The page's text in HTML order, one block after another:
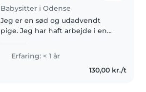
Babysitter i Odense
Jeg er en sød og udadvendt
pige. Jeg har haft arbejde i en
arbejde i. Det har givet mig en
masse erfaring
Erfaring: < 1 år
130,00 kr./t